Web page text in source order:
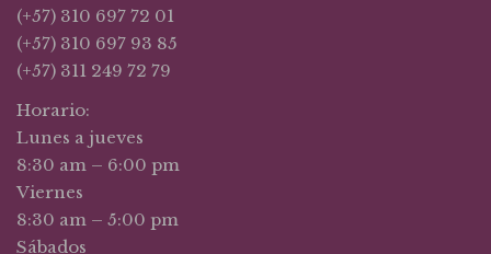
(+57) 310 697 72 01
(+57) 310 697 93 85
(+57) 311 249 72 79
Horario:
Lunes a jueves
8:30 am – 6:00 pm
Viernes
8:30 am – 5:00 pm
Sábados